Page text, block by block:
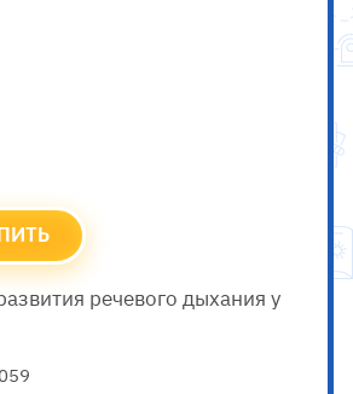
речевого дыхания у